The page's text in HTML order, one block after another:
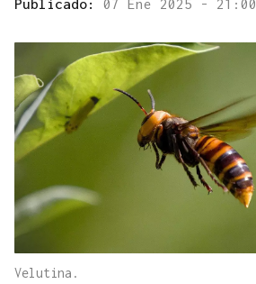
Publicado: 07 Ene 2025 - 21:00
Velutina.